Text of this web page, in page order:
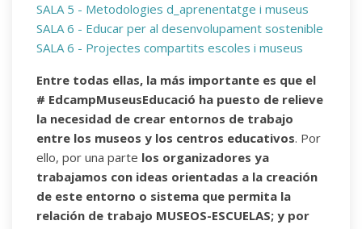
SALA 5 - Metodologies d_aprenentatge i museus
SALA 6 - Educar per al desenvolupament sostenible
SALA 6 - Projectes compartits escoles i museus
Entre todas ellas, la más importante es que el
# EdcampMuseusEducació ha puesto de relieve
la necesidad de crear entornos de trabajo
entre los museos y los centros educativos. Por
ello, por una parte los organizadores ya
trabajamos con ideas orientadas a la creación
de este entorno o sistema que permita la
relación de trabajo MUSEOS-ESCUELAS; y por